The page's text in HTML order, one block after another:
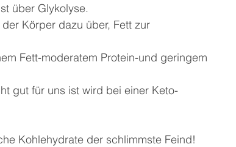
über Glykolyse.
Körper dazu über, Fett zur
Fett-moderatem Protein-und geringem
gut für uns ist wird bei einer Keto-
Kohlehydrate der schlimmste Feind!